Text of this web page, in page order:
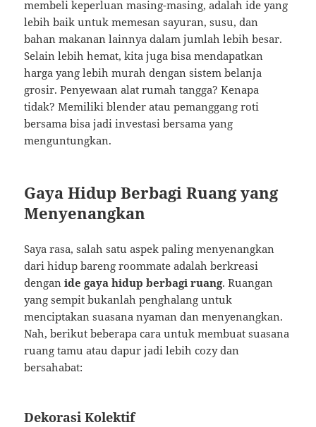
membeli keperluan masing-masing, adalah ide yang
lebih baik untuk memesan sayuran, susu, dan
bahan makanan lainnya dalam jumlah lebih besar.
Selain lebih hemat, kita juga bisa mendapatkan
harga yang lebih murah dengan sistem belanja
grosir. Penyewaan alat rumah tangga? Kenapa
tidak? Memiliki blender atau pemanggang roti
bersama bisa jadi investasi bersama yang
menguntungkan.
Gaya Hidup Berbagi Ruang yang
Menyenangkan
Saya rasa, salah satu aspek paling menyenangkan
dari hidup bareng roommate adalah berkreasi
denganide gaya hidup berbagi ruang. Ruangan
yang sempit bukanlah penghalang untuk
menciptakan suasana nyaman dan menyenangkan.
Nah, berikut beberapa cara untuk membuat suasana
ruang tamu atau dapur jadi lebih cozy dan
bersahabat:
Dekorasi Kolektif